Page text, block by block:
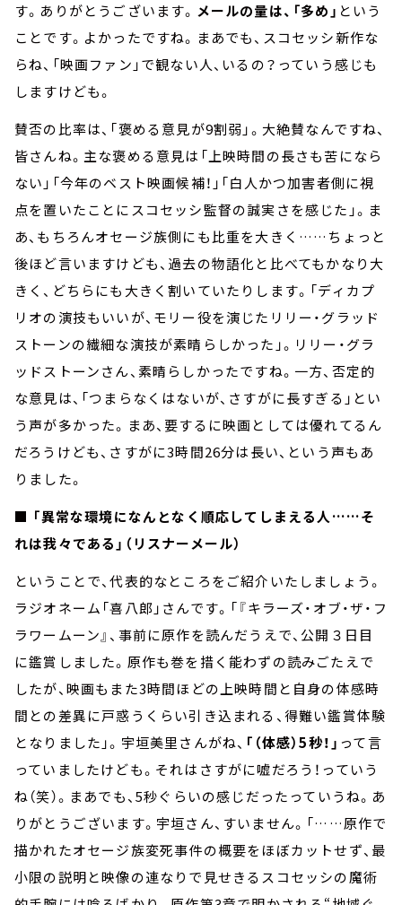
す。ありがとうございます。 メールの量は、「多め」 という
ことです。よかったですね。まあでも、スコセッシ新作な
らね、「映画ファン」で観ない人、いるの？っていう感じも
しますけども。
賛否の比率は、「褒める意見が9割弱」。大絶賛なんですね、
皆さんね。主な褒める意見は「上映時間の長さも苦になら
ない」「今年のベスト映画候補！」「白人かつ加害者側に視
点を置いたことにスコセッシ監督の誠実さを感じた」。ま
あ、もちろんオセージ族側にも比重を大きく……ちょっと
後ほど言いますけども、過去の物語化と比べてもかなり大
きく、どちらにも大きく割いていたりします。「ディカプ
リオの演技もいいが、モリー役を演じたリリー・グラッド
ストーンの繊細な演技が素晴らしかった」。リリー・グラ
ッドストーンさん、素晴らしかったですね。一方、否定的
な意見は、「つまらなくはないが、さすがに長すぎる」とい
う声が多かった。まあ、要するに映画としては優れてるん
だろうけども、さすがに3時間26分は長い、という声もあ
りました。
■ 「異常な環境になんとなく順応してしまえる人……そ
れは我々である」（リスナーメール）
ということで、代表的なところをご紹介いたしましょう。
ラジオネーム「喜八郎」さんです。「『キラーズ・オブ・ザ・フ
ラワームーン』、事前に原作を読んだうえで、公開３日目
に鑑賞しました。原作も巻を措く能わずの読みごたえで
したが、映画もまた3時間ほどの上映時間と自身の体感時
間との差異に戸惑うくらい引き込まれる、得難い鑑賞体験
となりました」。宇垣美里さんがね、 「（体感）5秒！」 って言
っていましたけども。それはさすがに嘘だろう！っていう
ね（笑）。まあでも、5秒ぐらいの感じだったっていうね。あ
りがとうございます。宇垣さん、すいません。「……原作で
描かれたオセージ族変死事件の概要をほぼカットせず、最
小限の説明と映像の連なりで見せきるスコセッシの魔術